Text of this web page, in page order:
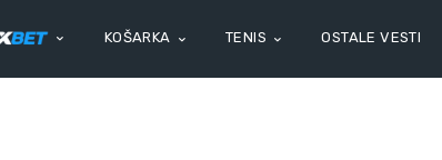
KOŠARKA TENIS OSTALE VESTI